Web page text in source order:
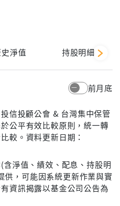
淨值 持股明細
前月底
信投顧公會 & 台灣集中保管
公平有效比較原則，統一轉
較。資料更新日期：
淨值、績效、配息、持股明
，可能因系統更新作業與實
資訊揭露以基金公司公告為